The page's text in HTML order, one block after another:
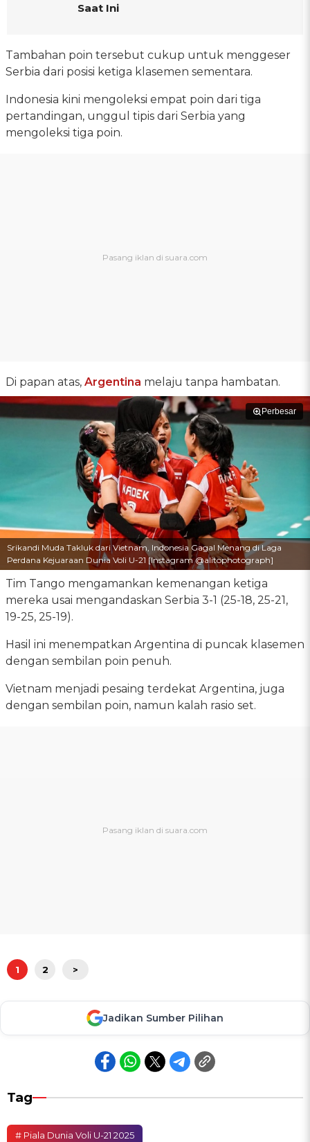
Saat Ini
Tambahan poin tersebut cukup untuk menggeser
Serbia dari posisi ketiga klasemen sementara.
Indonesia kini mengoleksi empat poin dari tiga
pertandingan, unggul tipis dari Serbia yang
mengoleksi tiga poin.
Di papan atas, Argentina melaju tanpa hambatan.
Perbesar
Srikandi Muda Takluk dari Vietnam, Indonesia Gagal Menang di Laga
Perdana Kejuaraan Dunia Voli U-21 [Instagram @alitophotograph]
Tim Tango mengamankan kemenangan ketiga
mereka usai mengandaskan Serbia 3-1 (25-18, 25-21,
19-25, 25-19).
Hasil ini menempatkan Argentina di puncak klasemen
dengan sembilan poin penuh.
Vietnam menjadi pesaing terdekat Argentina, juga
dengan sembilan poin, namun kalah rasio set.
1 2 >
Jadikan Sumber Pilihan
Tag
# Piala Dunia Voli U-21 2025